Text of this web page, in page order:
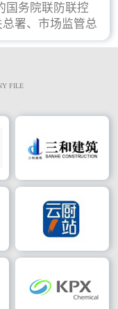
国务院联防联控
署、市场监管总
FILE